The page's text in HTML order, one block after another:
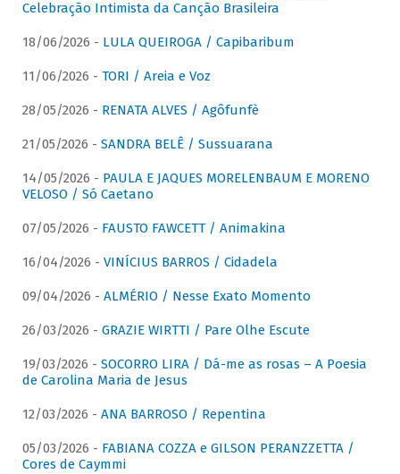
Celebração Intimista da Canção Brasileira
18/06/2026 - LULA QUEIROGA / Capibaribum
11/06/2026 - TORI / Areia e Voz
28/05/2026 - RENATA ALVES / Agôfunfè
21/05/2026 - SANDRA BELÊ / Sussuarana
14/05/2026 - PAULA E JAQUES MORELENBAUM E MORENO
VELOSO / Só Caetano
07/05/2026 - FAUSTO FAWCETT / Animakina
16/04/2026 - VINÍCIUS BARROS / Cidadela
09/04/2026 - ALMÉRIO / Nesse Exato Momento
26/03/2026 - GRAZIE WIRTTI / Pare Olhe Escute
19/03/2026 - SOCORRO LIRA / Dá-me as rosas – A Poesia
de Carolina Maria de Jesus
12/03/2026 - ANA BARROSO / Repentina
05/03/2026 - FABIANA COZZA e GILSON PERANZZETTA /
Cores de Caymmi